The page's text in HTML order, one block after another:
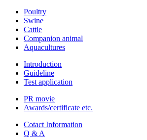
Poultry
Swine
Cattle
Companion animal
Aquacultures
Introduction
Guideline
Test application
PR movie
Awards/certificate etc.
Cotact Information
Q & A